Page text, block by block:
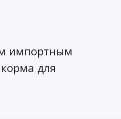
импортным
для